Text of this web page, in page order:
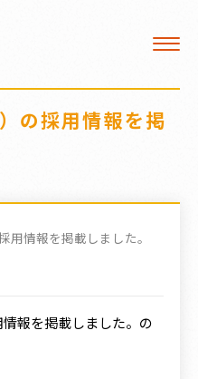
の採用情報を掲
用情報を掲載しました。
報を掲載しました。の